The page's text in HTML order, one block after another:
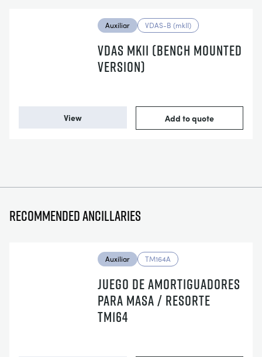
Auxiliar VDAS-B (mkII)
VDAS MKII (BENCH MOUNTED
VERSION)
View Add to quote
Recommended ancillaries
Auxiliar TM164A
JUEGO DE AMORTIGUADORES
PARA MASA / RESORTE
TM164